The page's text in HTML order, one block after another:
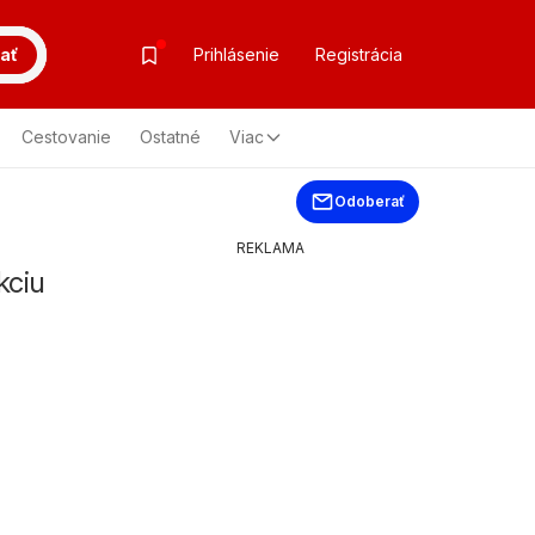
Prihlásenie Registrácia
Cestovanie Ostatné Viac
Odoberať
REKLAMA